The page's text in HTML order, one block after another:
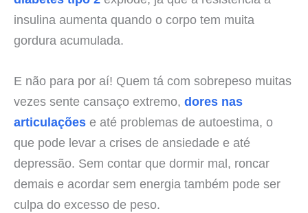
insulina aumenta quando o corpo tem muita
gordura acumulada.
E não para por aí! Quem tá com sobrepeso muitas
vezes sente cansaço extremo, dores nas
articulações e até problemas de autoestima, o
que pode levar a crises de ansiedade e até
depressão. Sem contar que dormir mal, roncar
demais e acordar sem energia também pode ser
culpa do excesso de peso.